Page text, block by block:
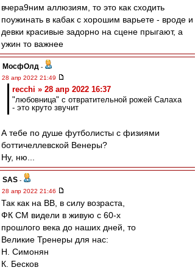
вчера9ним аллюзиям, то это как сходить
поужинать в кабак с хорошим варьете - вроде и
девки красивые задорно на сцене прыгают, а
ужин то важнее
МосфОлд -
28 апр 2022 21:49
recchi » 28 апр 2022 16:37
"любовница" с отвратительной рожей Салаха
- это круто звучит
А тебе по душе футболисты с физиями
боттичеллевской Венеры?
Ну, ню...
SAS -
28 апр 2022 21:46
Так как на ВВ, в силу возраста,
ФК СМ видели в живую с 60-х
прошлого века до наших дней, то
Великие Тренеры для нас:
Н. Симонян
К. Бесков